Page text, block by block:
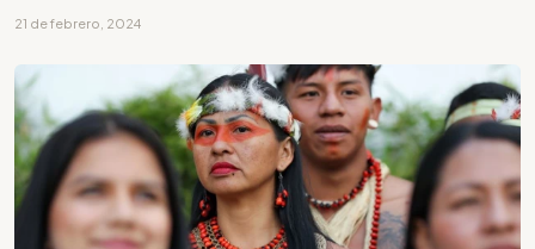
21 de febrero, 2024